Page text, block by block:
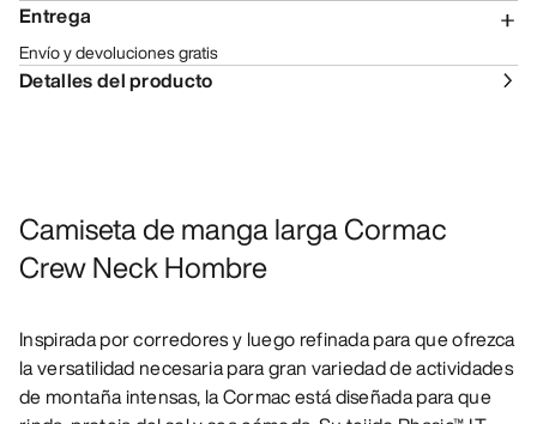
Entrega
Envío y devoluciones gratis
Detalles del producto
Camiseta de manga larga Cormac
Crew Neck Hombre
Inspirada por corredores y luego refinada para que ofrezca
la versatilidad necesaria para gran variedad de actividades
de montaña intensas, la Cormac está diseñada para que